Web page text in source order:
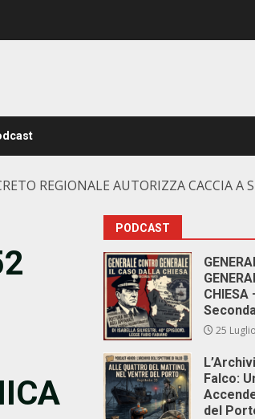
REGIONALE AUTORIZZA CACCIA A
PODCAST
25
Falco:
del